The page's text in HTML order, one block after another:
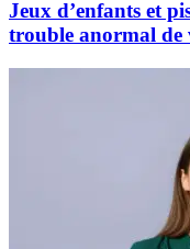
Jeux d’enfants et
trouble anormal de